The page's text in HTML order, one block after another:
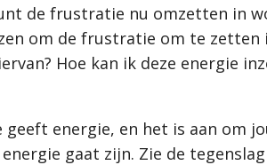
de frustratie nu omzetten in
om de frustratie om te zetten
Hoe kan ik deze energie
energie, en het is aan om
gaat zijn. Zie de